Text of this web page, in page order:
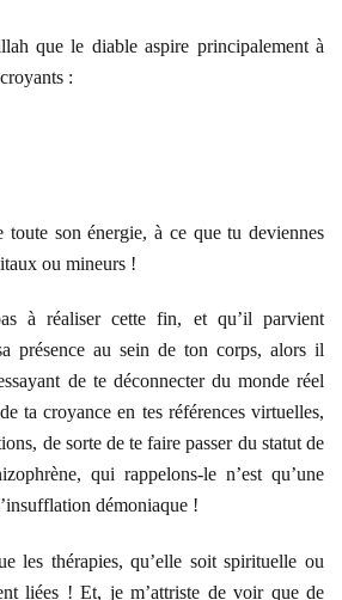
que le diable aspire principalement à
:
son énergie, à ce que tu deviennes
ou mineurs !
à réaliser cette fin, et qu’il parvient
présence au sein de ton corps, alors il
de te déconnecter du monde réel
ta croyance en tes références virtuelles,
de sorte de te faire passer du statut de
qui rappelons-le n’est qu’une
démoniaque !
les thérapies, qu’elle soit spirituelle ou
liées ! Et, je m’attriste de voir que de